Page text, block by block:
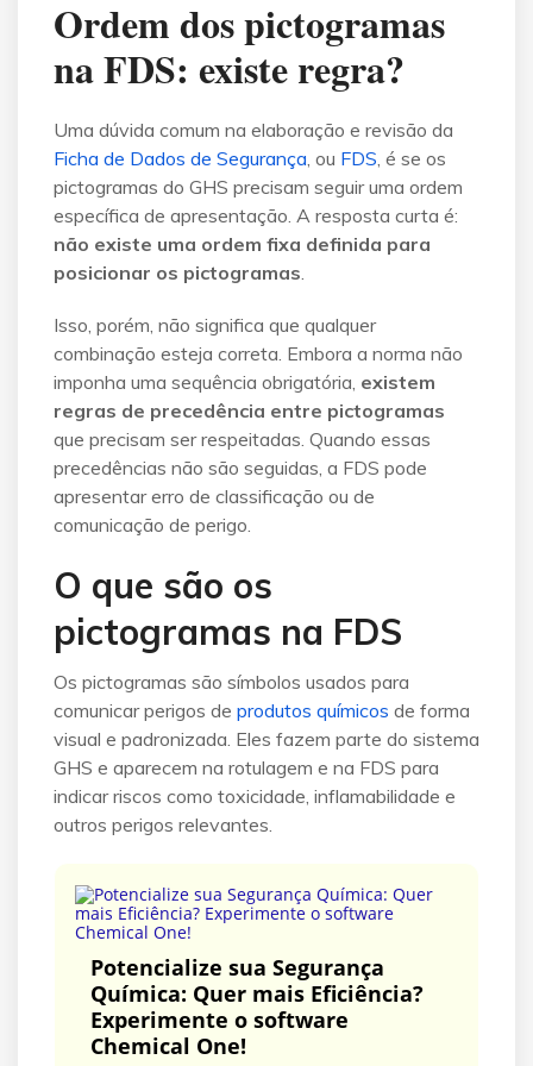
Ordem dos pictogramas
na FDS: existe regra?
Uma dúvida comum na elaboração e revisão da
Ficha de Dados de Segurança, ou FDS, é se os
pictogramas do GHS precisam seguir uma ordem
específica de apresentação. A resposta curta é:
não existe uma ordem fixa definida para
posicionar os pictogramas.
Isso, porém, não significa que qualquer
combinação esteja correta. Embora a norma não
imponha uma sequência obrigatória, existem
regras de precedência entre pictogramas
que precisam ser respeitadas. Quando essas
precedências não são seguidas, a FDS pode
apresentar erro de classificação ou de
comunicação de perigo.
O que são os
pictogramas na FDS
Os pictogramas são símbolos usados para
comunicar perigos de produtos químicos de forma
visual e padronizada. Eles fazem parte do sistema
GHS e aparecem na rotulagem e na FDS para
indicar riscos como toxicidade, inflamabilidade e
outros perigos relevantes.
Potencialize sua Segurança
Química: Quer mais Eficiência?
Experimente o software
Chemical One!